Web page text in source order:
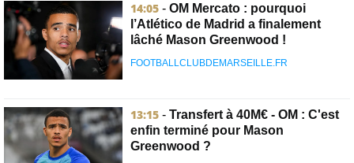
14:05 - OM Mercato : pourquoi
l’Atlético de Madrid a finalement
lâché Mason Greenwood !
FOOTBALLCLUBDEMARSEILLE.FR
13:15 - Transfert à 40M€ - OM : C'est
enfin terminé pour Mason
Greenwood ?